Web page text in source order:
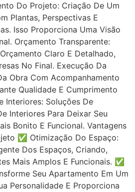
Do Projeto: Criação De Um
Plantas, Perspectivas E
Isso Proporciona Uma Visão
Orçamento Transparente:
Claro E Detalhado,
No Final. Execução Da
Obra Com Acompanhamento
Qualidade E Cumprimento
Interiores: Soluções De
Interiores Para Deixar Seu
Bonito E Funcional. Vantagens
✅ Otimização Do Espaço:
Dos Espaços, Criando,
Mais Amplos E Funcionais. ✅
Seu Apartamento Em Um
Personalidade E Proporciona